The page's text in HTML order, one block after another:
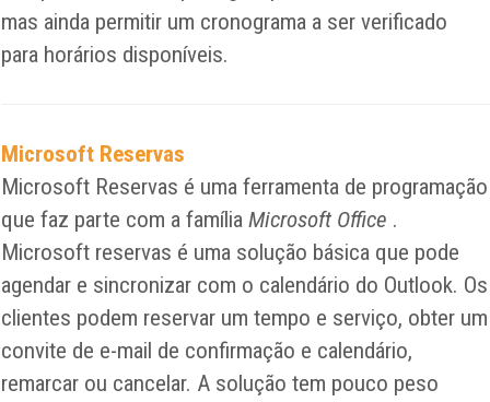
mas ainda permitir um cronograma a ser verificado
para horários disponíveis.
Microsoft Reservas
Microsoft Reservas é uma ferramenta de programação
que faz parte com a famíliaMicrosoft Office .
Microsoft reservas é uma solução básica que pode
agendar e sincronizar com o calendário do Outlook. Os
clientes podem reservar um tempo e serviço, obter um
convite de e-mail de confirmação e calendário,
remarcar ou cancelar. A solução tem pouco peso